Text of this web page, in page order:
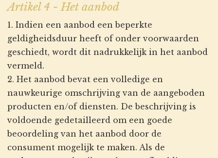
Artikel 4 - Het aanbod
1. Indien een aanbod een beperkte
geldigheidsduur heeft of onder voorwaarden
geschiedt, wordt dit nadrukkelijk in het aanbod
vermeld.
2. Het aanbod bevat een volledige en
nauwkeurige omschrijving van de aangeboden
producten en/of diensten. De beschrijving is
voldoende gedetailleerd om een goede
beoordeling van het aanbod door de
consument mogelijk te maken. Als de